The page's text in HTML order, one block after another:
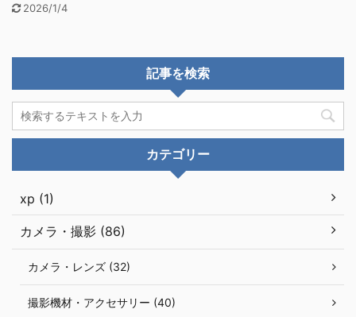
2026/1/4
記事を検索
カテゴリー
xp (1)
カメラ・撮影 (86)
カメラ・レンズ (32)
撮影機材・アクセサリー (40)